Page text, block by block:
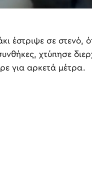
έστριψε σε στενό,
χτύπησε
για αρκετά μέτρα.